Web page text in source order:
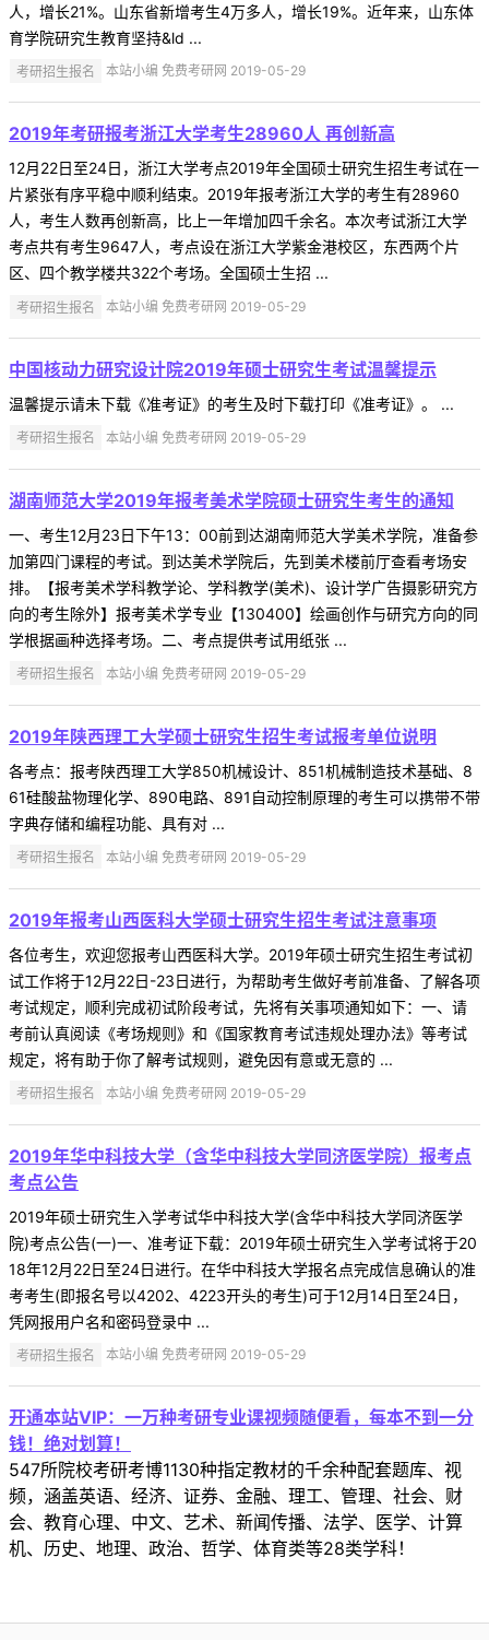
人，增长21%。山东省新增考生4万多人，增长19%。近年来，山东体
育学院研究生教育坚持&ld ...
考研招生报名 本站小编 免费考研网 2019-05-29
2019年考研报考浙江大学考生28960人 再创新高
12月22日至24日，浙江大学考点2019年全国硕士研究生招生考试在一
片紧张有序平稳中顺利结束。2019年报考浙江大学的考生有28960
人，考生人数再创新高，比上一年增加四千余名。本次考试浙江大学
考点共有考生9647人，考点设在浙江大学紫金港校区，东西两个片
区、四个教学楼共322个考场。全国硕士生招 ...
考研招生报名 本站小编 免费考研网 2019-05-29
中国核动力研究设计院2019年硕士研究生考试温馨提示
温馨提示请未下载《准考证》的考生及时下载打印《准考证》。 ...
考研招生报名 本站小编 免费考研网 2019-05-29
湖南师范大学2019年报考美术学院硕士研究生考生的通知
一、考生12月23日下午13：00前到达湖南师范大学美术学院，准备参
加第四门课程的考试。到达美术学院后，先到美术楼前厅查看考场安
排。【报考美术学科教学论、学科教学(美术)、设计学广告摄影研究方
向的考生除外】报考美术学专业【130400】绘画创作与研究方向的同
学根据画种选择考场。二、考点提供考试用纸张 ...
考研招生报名 本站小编 免费考研网 2019-05-29
2019年陕西理工大学硕士研究生招生考试报考单位说明
各考点：报考陕西理工大学850机械设计、851机械制造技术基础、8
61硅酸盐物理化学、890电路、891自动控制原理的考生可以携带不带
字典存储和编程功能、具有对 ...
考研招生报名 本站小编 免费考研网 2019-05-29
2019年报考山西医科大学硕士研究生招生考试注意事项
各位考生，欢迎您报考山西医科大学。2019年硕士研究生招生考试初
试工作将于12月22日-23日进行，为帮助考生做好考前准备、了解各项
考试规定，顺利完成初试阶段考试，先将有关事项通知如下：一、请
考前认真阅读《考场规则》和《国家教育考试违规处理办法》等考试
规定，将有助于你了解考试规则，避免因有意或无意的 ...
考研招生报名 本站小编 免费考研网 2019-05-29
2019年华中科技大学（含华中科技大学同济医学院）报考点
考点公告
2019年硕士研究生入学考试华中科技大学(含华中科技大学同济医学
院)考点公告(一)一、准考证下载：2019年硕士研究生入学考试将于20
18年12月22日至24日进行。在华中科技大学报名点完成信息确认的准
考考生(即报名号以4202、4223开头的考生)可于12月14日至24日，
凭网报用户名和密码登录中 ...
考研招生报名 本站小编 免费考研网 2019-05-29
开通本站VIP：一万种考研专业课视频随便看，每本不到一分
钱！绝对划算！
547所院校考研考博1130种指定教材的千余种配套题库、视
频，涵盖英语、经济、证券、金融、理工、管理、社会、财
会、教育心理、中文、艺术、新闻传播、法学、医学、计算
机、历史、地理、政治、哲学、体育类等28类学科！